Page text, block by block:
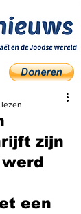
zijn
een